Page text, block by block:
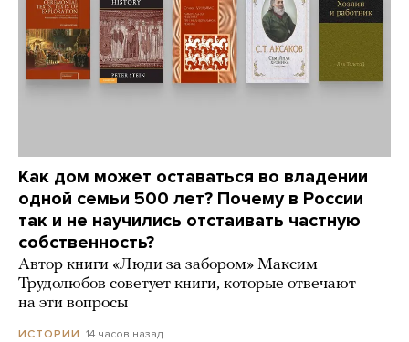
Как дом может оставаться во владении
одной семьи 500 лет? Почему в России
так и не научились отстаивать частную
собственность?
Автор книги «Люди за забором» Максим
Трудолюбов советует книги, которые отвечают
на эти вопросы
ИСТОРИИ 14 часов назад